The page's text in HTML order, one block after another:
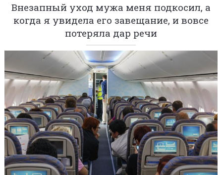
Внезапный уход мужа меня подкосил, а
когда я увидела его завещание, и вовсе
потеряла дар речи